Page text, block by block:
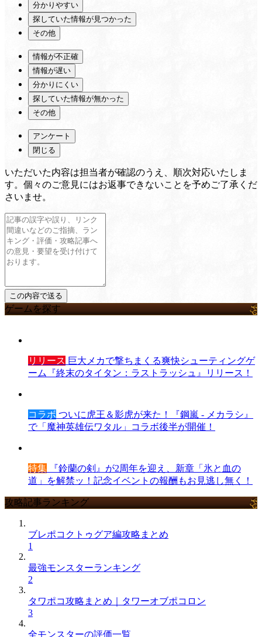
分かりやすい
探していた情報が見つかった
その他
情報が不正確
情報が遅い
分かりにくい
探していた情報が無かった
その他
アンケート
閉じる
いただいた内容は担当者が確認のうえ、順次対応いたしま
す。個々のご意見にはお返事できないことを予めご了承くだ
さいませ。
ゲームを探す
リリース 巨大メカで撃ちまくる爽快シューティングゲ
ーム『終末のタイタン：ラストラッシュ』リリース！
コラボ ついに虎王＆影虎が来た！『鋼嵐 - メカラシ』
で「魔神英雄伝ワタル」コラボ後半が開催！
特集 『鈴蘭の剣』が2周年を迎え、新章「氷と血の
道」を解禁ッ！記念イベントの報酬もお見逃し無く！
攻略記事ランキング
ブレポコクトゥグア編攻略まとめ
1
最強モンスターランキング
2
タワポコ攻略まとめ｜タワーオブポコロン
3
全モンスターの評価一覧